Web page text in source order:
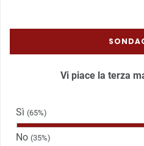
Vi piace la terza
Sì (65%)
No (35%)